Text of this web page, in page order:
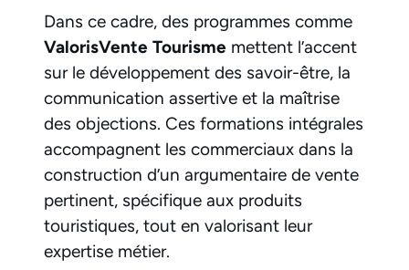
Dans ce cadre, des programmes comme
ValorisVente Tourisme mettent l’accent
sur le développement des savoir-être, la
communication assertive et la maîtrise
des objections. Ces formations intégrales
accompagnent les commerciaux dans la
construction d’un argumentaire de vente
pertinent, spécifique aux produits
touristiques, tout en valorisant leur
expertise métier.